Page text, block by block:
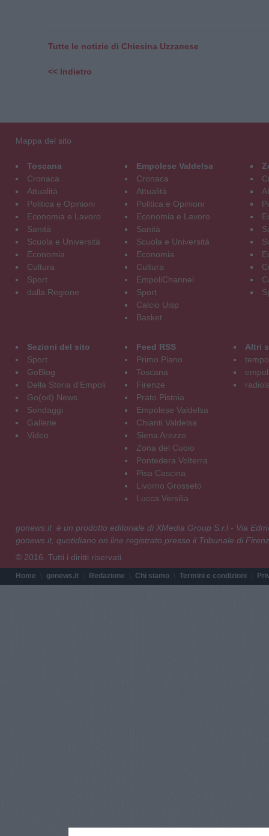
Tutte le notizie di Chiesina Uzzanese
<< Indietro
Mappa del sito
Toscana
Cronaca
Attualità
Politica e Opinioni
Economia e Lavoro
Sanità
Scuola e Università
Economia
Cultura
Sport
dalla Regione
Empolese Valdelsa
Cronaca
Attualità
Politica e Opinioni
Economia e Lavoro
Sanità
Scuola e Università
Economia
Cultura
EmpoliChannel
Sport
Calcio Uisp
Basket
Sezioni del sito
Sport
GoBlog
Della Storia d'Empoli
Go(od) News
Sondaggi
Gallerie
Video
Feed RSS
Primo Piano
Toscana
Firenze
Prato Pistoia
Empolese Valdelsa
Chianti Valdelsa
Siena Arezzo
Zona del Cuoio
Pontedera Volterra
Pisa Cascina
Livorno Grosseto
Lucca Versilia
Altri
gonews.it è un prodotto editoriale di XMedia Group S.r.l - Via
gonews.it, quotidiano on line registrato presso il Tribunale di
© 2016. Tutti i diritti riservati.
Home gonews.it Redazione Chi siamo Termini e condizioni